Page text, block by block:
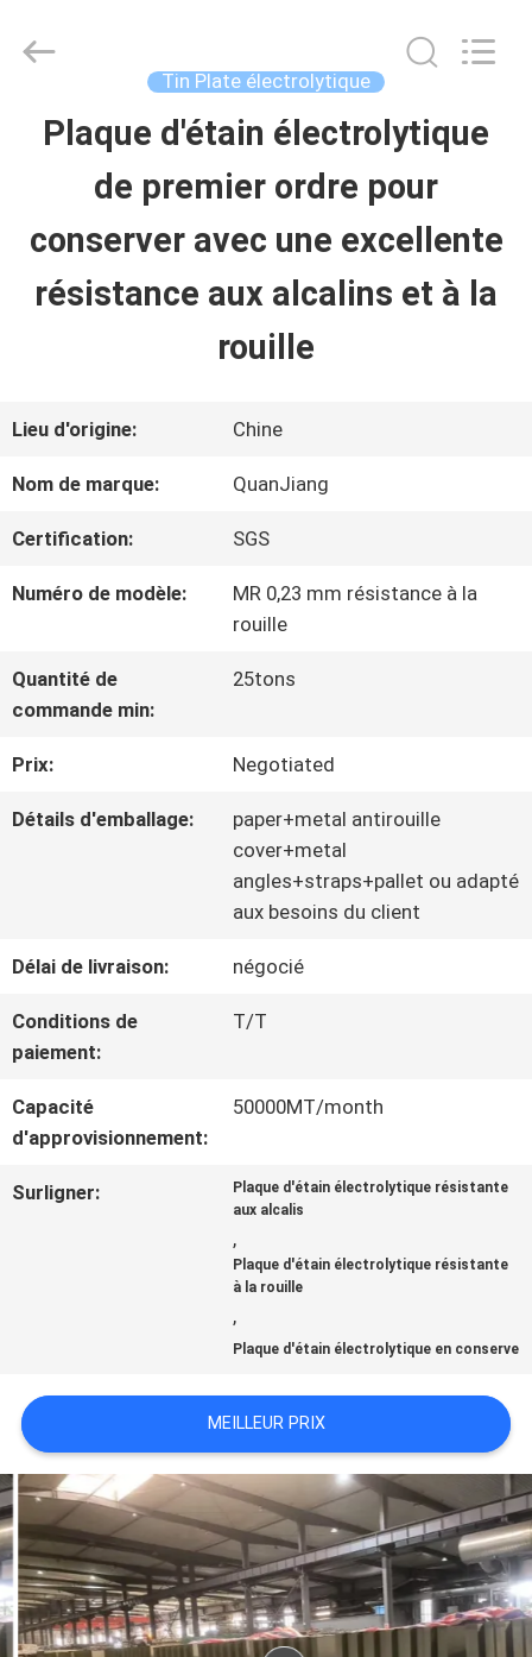
MAISON
VIDÉOS
SUJET
D'USINE
CONTACTEZ-
NOUS
NOUVELLES
CITATION
PLAN
DU
SITE
QUANYE
METAL
CO.,LTD.
Tin Plate électrolytique
Plaque d'étain électrolytique
de premier ordre pour
conserver avec une excellente
résistance aux alcalins et à la
rouille
Lieu d'origine: Chine
Nom de marque: QuanJiang
Certification: SGS
Numéro de modèle:
MR 0,23 mm résistance à la
rouille
Quantité de
commande min:
25tons
Prix: Negotiated
Détails d'emballage:
paper+metal antirouille
cover+metal
angles+straps+pallet ou adapté
aux besoins du client
Délai de livraison: négocié
Conditions de
paiement:
T/T
Capacité
d'approvisionnement:
50000MT/month
Surligner:
Plaque d'étain électrolytique résistante
aux alcalis
,
Plaque d'étain électrolytique résistante
à la rouille
,
Plaque d'étain électrolytique en conserve
MEILLEUR PRIX